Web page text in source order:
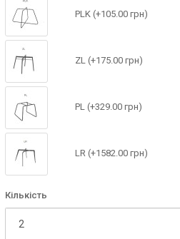
PLK (+105.00 грн)
ZL (+175.00 грн)
PL (+329.00 грн)
LR (+1582.00 грн)
Кількість